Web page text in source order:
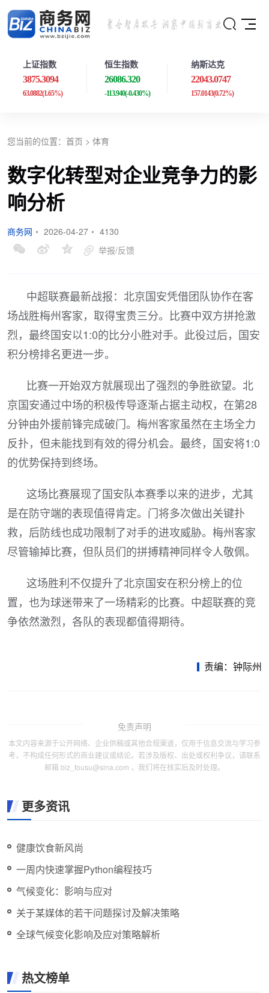
上证指数
3875.3094
63.0882(1.65%)
恒生指数
26086.320
-113.940(-0.430%)
纳斯达克
22043.0747
157.0143(0.72%)
您当前的位置： 首页 > 体育
数字化转型对企业竞争力的影
响分析
商务网 • 2026-04-27 • 4130
举报/反馈
中超联赛最新战报：北京国安凭借团队协作在客
场战胜梅州客家，取得宝贵三分。比赛中双方拼抢激
烈，最终国安以1:0的比分小胜对手。此役过后，国安
积分榜排名更进一步。
比赛一开始双方就展现出了强烈的争胜欲望。北
京国安通过中场的积极传导逐渐占据主动权，在第28
分钟由外援前锋完成破门。梅州客家虽然在主场全力
反扑，但未能找到有效的得分机会。最终，国安将1:0
的优势保持到终场。
这场比赛展现了国安队本赛季以来的进步，尤其
是在防守端的表现值得肯定。门将多次做出关键扑
救，后防线也成功限制了对手的进攻威胁。梅州客家
尽管输掉比赛，但队员们的拼搏精神同样令人敬佩。
这场胜利不仅提升了北京国安在积分榜上的位
置，也为球迷带来了一场精彩的比赛。中超联赛的竞
争依然激烈，各队的表现都值得期待。
责编：钟际州
免责声明
本文内容来源于公开网络、企业供稿或其他合规渠道，仅用于信息交流与学习参
考，不构成任何形式的商业建议或结论。若涉及版权、出处或权利争议，请联系
邮箱 biz_tousu@sina.com ，我们将在核实后及时处理。
更多资讯
健康饮食新风尚
一周内快速掌握Python编程技巧
气候变化：影响与应对
关于某媒体的若干问题探讨及解决策略
全球气候变化影响及应对策略解析
热文榜单